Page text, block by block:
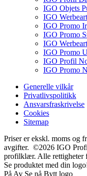
IGO Objets
IGO
IGO Promo
IGO Promo
IGO
IGO Promo
IGO Profil
IGO Promo
Generelle vilkår
Privatlivspolitikk
Ansvarsfraskrivelse
Cookies
Sitemap
Priser er ekskl. moms og
avgifter. ©2026 IGO
profilklær. Alle rettigheter
Se produktet med din
På Av Se nå Bytt logo